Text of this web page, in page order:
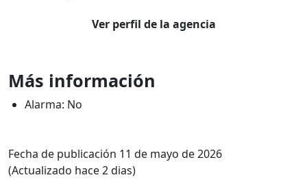
Ver perfil de la agencia
Más información
Alarma: No
Fecha de publicación 11 de mayo de 2026
(Actualizado hace 2 dias)